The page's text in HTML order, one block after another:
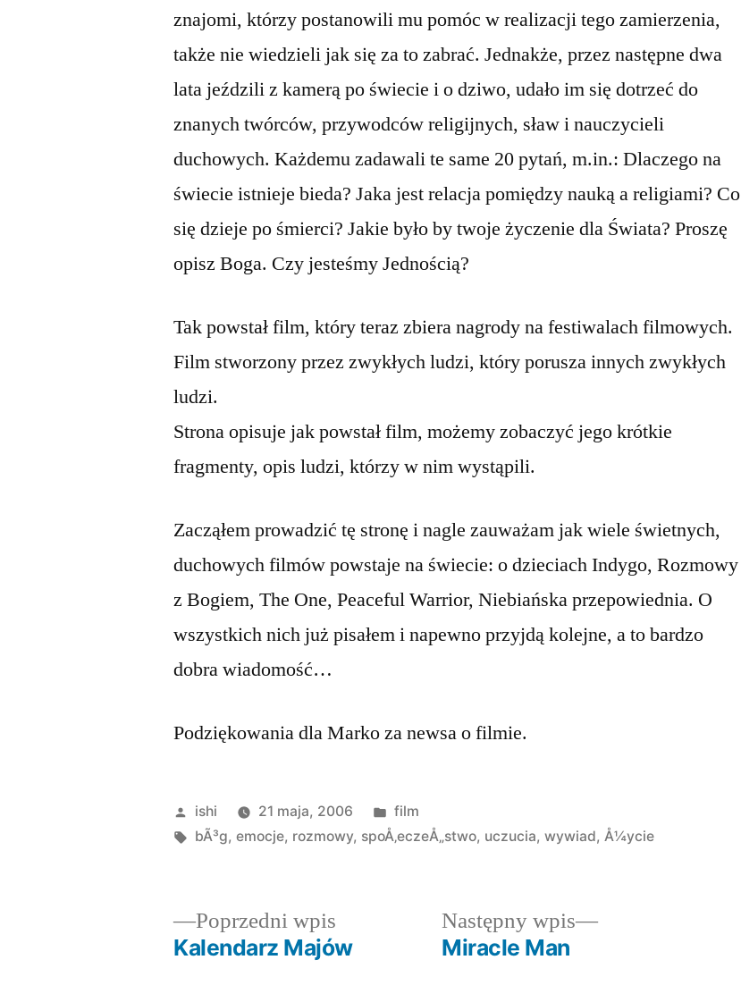
znajomi, którzy postanowili mu pomóc w realizacji tego zamierzenia,
także nie wiedzieli jak się za to zabrać. Jednakże, przez następne dwa
lata jeździli z kamerą po świecie i o dziwo, udało im się dotrzeć do
znanych twórców, przywodców religijnych, sław i nauczycieli
duchowych. Każdemu zadawali te same 20 pytań, m.in.: Dlaczego na
świecie istnieje bieda? Jaka jest relacja pomiędzy nauką a religiami? Co
się dzieje po śmierci? Jakie było by twoje życzenie dla Świata? Proszę
opisz Boga. Czy jesteśmy Jednością?
Tak powstał film, który teraz zbiera nagrody na festiwalach filmowych.
Film stworzony przez zwykłych ludzi, który porusza innych zwykłych
ludzi.
Strona opisuje jak powstał film, możemy zobaczyć jego krótkie
fragmenty, opis ludzi, którzy w nim wystąpili.
Zacząłem prowadzić tę stronę i nagle zauważam jak wiele świetnych,
duchowych filmów powstaje na świecie: o dzieciach Indygo, Rozmowy
z Bogiem, The One, Peaceful Warrior, Niebiańska przepowiednia. O
wszystkich nich już pisałem i napewno przyjdą kolejne, a to bardzo
dobra wiadomość…
Podziękowania dla Marko za newsa o filmie.
Opublikowane
przez
ishi 21 maja, 2006
Opublikowano
w
film
Tagi:
bÃ³g,emocje, rozmowy, spoÅ‚eczeÅ„stwo, uczucia,wywiad,Å¼ycie
Nawigacja
Poprzedni wpis
wpis:
Kalendarz Majów
Następny wpis
Następny
Miracle Man